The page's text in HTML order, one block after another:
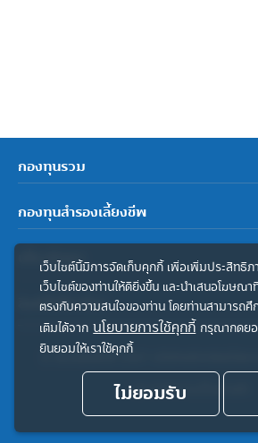
กองทุนรวม
กองทุนสำรองเลี้ยงชีพ
เกี่ยวกับเรา
ลิงค์ที่เกี่ยวข้อง
© สงวนลิขสิทธิ์ 2567 บริษัทหลักทรัพย์จัดกา
ประกาศความเป็นส่วนตัว
เว็บไซต์นี้มีการจัดเก็บคุกกี้ เพื่อเพิ่มประสิทธิภ
เว็บไซต์ของท่านให้ดียิ่งขึ้น และนำเสนอโฆษณา
ตรงกับความสนใจของท่าน โดยท่านสามารถ
เติมได้จาก นโยบายการใช้คุกกี้ กรุณากดย
ยินยอมให้เราใช้คุกกี้
ไม่ยอมรับ